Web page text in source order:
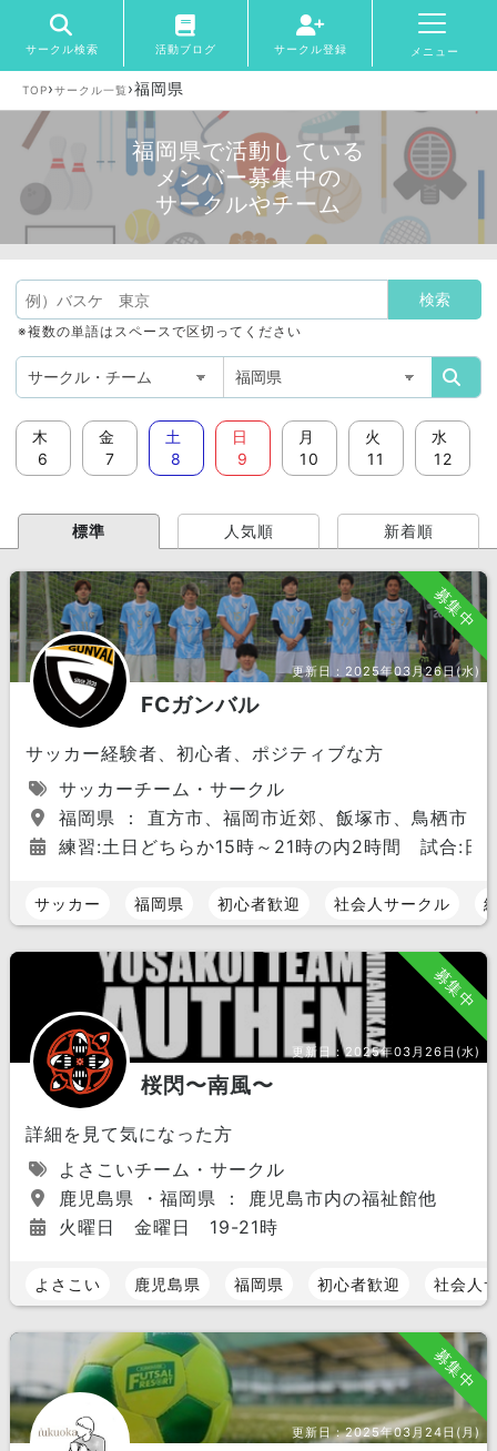
サークル検索 活動ブログ サークル登録 メニュー
TOP›サークル一覧 ›福岡県
福岡県で活動している
メンバー募集中の
サークルやチーム
※複数の単語はスペースで区切ってください
木
6
金
7
土
8
日
9
月
10
火
11
水
12
標準 人気順 新着順
募集中
更新日： 2025年03月26日(水)
FCガンバル
サッカー経験者、初心者、ポジティブな方
サッカーチーム・サークル
福岡県 ： 直方市、福岡市近郊、飯塚市、鳥栖市
練習:土日どちらか15時～21時の内2時間 試合:日
サッカー 福岡県 初心者歓迎 社会人サークル
募集中
更新日：2025年03月26日(水)
桜閃〜南風〜
詳細を見て気になった方
よさこいチーム・サークル
鹿児島県 ・福岡県 ： 鹿児島市内の福祉館他
火曜日 金曜日 19-21時
よさこい 鹿児島県 福岡県 初心者歓迎 社会人
募集中
更新日：2025年03月24日(月)